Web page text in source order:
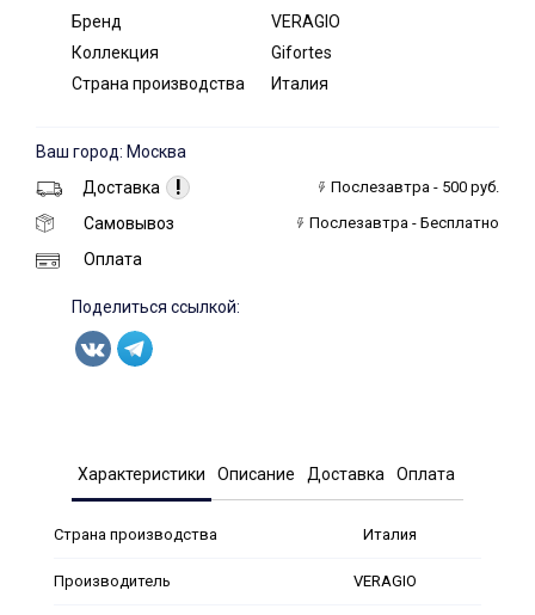
Бренд
VERAGIO
Коллекция
Gifortes
Страна производства
Италия
Ваш город: Москва
Доставка
! Послезавтра - 500 руб.
Самовывоз Послезавтра - Бесплатно
Оплата
Поделиться ссылкой:
Характеристики Описание Доставка Оплата
Страна производства Италия
Производитель VERAGIO